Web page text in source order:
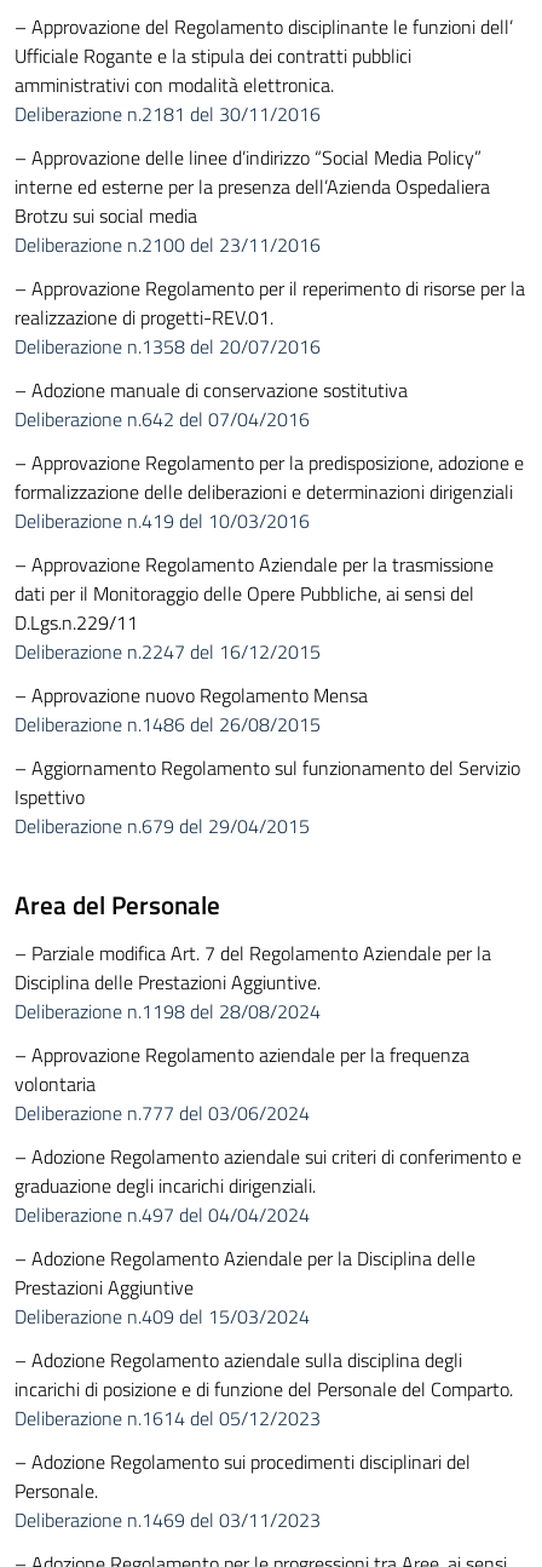
– Approvazione del Regolamento disciplinante le funzioni dell’
Ufficiale Rogante e la stipula dei contratti pubblici
amministrativi con modalità elettronica.
Deliberazione n.2181 del 30/11/2016
– Approvazione delle linee d’indirizzo “Social Media Policy”
interne ed esterne per la presenza dell’Azienda Ospedaliera
Brotzu sui social media
Deliberazione n.2100 del 23/11/2016
– Approvazione Regolamento per il reperimento di risorse per la
realizzazione di progetti-REV.01.
Deliberazione n.1358 del 20/07/2016
– Adozione manuale di conservazione sostitutiva
Deliberazione n.642 del 07/04/2016
– Approvazione Regolamento per la predisposizione, adozione e
formalizzazione delle deliberazioni e determinazioni dirigenziali
Deliberazione n.419 del 10/03/2016
– Approvazione Regolamento Aziendale per la trasmissione
dati per il Monitoraggio delle Opere Pubbliche, ai sensi del
D.Lgs.n.229/11
Deliberazione n.2247 del 16/12/2015
– Approvazione nuovo Regolamento Mensa
Deliberazione n.1486 del 26/08/2015
– Aggiornamento Regolamento sul funzionamento del Servizio
Ispettivo
Deliberazione n.679 del 29/04/2015
Area del Personale
– Parziale modifica Art. 7 del Regolamento Aziendale per la
Disciplina delle Prestazioni Aggiuntive.
Deliberazione n.1198 del 28/08/2024
– Approvazione Regolamento aziendale per la frequenza
volontaria
Deliberazione n.777 del 03/06/2024
– Adozione Regolamento aziendale sui criteri di conferimento e
graduazione degli incarichi dirigenziali.
Deliberazione n.497 del 04/04/2024
– Adozione Regolamento Aziendale per la Disciplina delle
Prestazioni Aggiuntive
Deliberazione n.409 del 15/03/2024
– Adozione Regolamento aziendale sulla disciplina degli
incarichi di posizione e di funzione del Personale del Comparto.
Deliberazione n.1614 del 05/12/2023
– Adozione Regolamento sui procedimenti disciplinari del
Personale.
Deliberazione n.1469 del 03/11/2023